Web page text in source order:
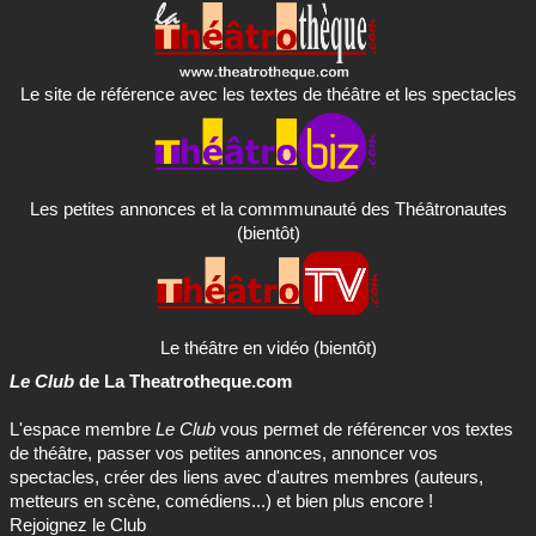
Le site de référence avec les textes de théâtre et les spectacles
Les petites annonces et la commmunauté des Théâtronautes
(bientôt)
Le théâtre en vidéo (bientôt)
Le Club de La Theatrotheque.com
L'espace membre Le Club vous permet de référencer vos textes
de théâtre, passer vos petites annonces, annoncer vos
spectacles, créer des liens avec d'autres membres (auteurs,
metteurs en scène, comédiens...) et bien plus encore !
Rejoignez le Club